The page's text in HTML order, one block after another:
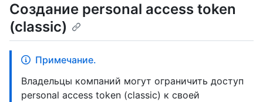
Создание personal access token
(classic)
Примечание.
Владельцы компаний могут ограничить доступ
personal access token (classic) к своей